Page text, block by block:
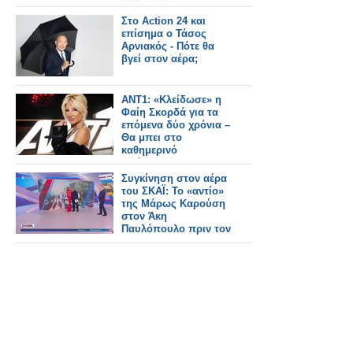
Στο Action 24 και
επίσημα ο Τάσος
Αρνιακός - Πότε θα
βγεί στον αέρα;
ANT1: «Κλείδωσε» η
Φαίη Σκορδά για τα
επόμενα δύο χρόνια –
Θα μπει στο
καθημερινό
πρόγραμμα;
Συγκίνηση στον αέρα
του ΣΚΑΪ: Το «αντίο»
της Μάρως Καρούση
στον Άκη
Παυλόπουλο πριν τον
ΑΝΤ1